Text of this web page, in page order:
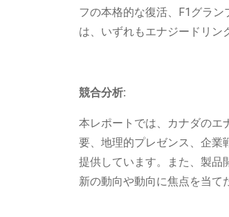
フの本格的な復活、F1グラ
は、いずれもエナジードリン
競合分析:
本レポートでは、カナダのエ
要、地理的プレゼンス、企業
提供しています。また、製品
新の動向や動向に焦点を当て